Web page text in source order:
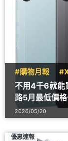
#購物月報
不用4千6就能
路5月最低價
2026/05/20
優惠速報